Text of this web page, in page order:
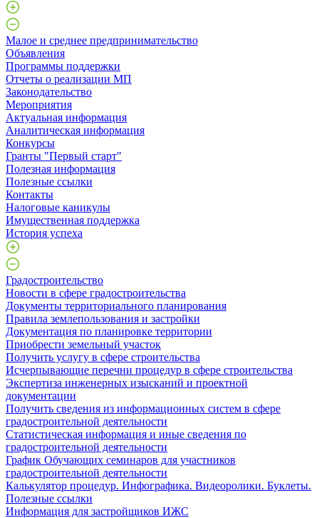
Малое и среднее предпринимательство
Объявления
Программы поддержки
Отчеты о реализации МП
Законодательство
Мероприятия
Актуальная информация
Аналитическая информация
Конкурсы
Гранты "Первый старт"
Полезная информация
Полезные ссылки
Контакты
Налоговые каникулы
Имущественная поддержка
История успеха
Градостроительство
Новости в сфере градостроительства
Документы территориального планирования
Правила землепользования и застройки
Документация по планировке территории
Приобрести земельный участок
Получить услугу в сфере строительства
Исчерпывающие перечни процедур в сфере строительства
Экспертиза инженерных изысканий и проектной
документации
Получить сведения из информационных систем в сфере
градостроительной деятельности
Статистическая информация и иные сведения по
градостроительной деятельности
График Обучающих семинаров для участников
градостроительной деятельности
Калькулятор процедур. Инфографика. Видеоролики. Буклеты.
Полезные ссылки
Информация для застройщиков ИЖС